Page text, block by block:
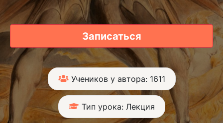
Записаться
Учеников у автора: 1611
Тип урока: Лекция